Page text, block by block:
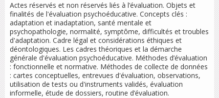
Actes réservés et non réservés liés à l’évaluation. Objets et
finalités de l'évaluation psychoéducative. Concepts clés :
adaptation et inadaptation, santé mentale et
psychopathologie, normalité, symptôme, difficultés et troubles
d'adaptation. Cadre légal et considérations éthiques et
déontologiques. Les cadres théoriques et la démarche
générale d'évaluation psychoéducative. Méthodes d’évaluation
: fonctionnelle et normative. Méthodes de collecte de données
: cartes conceptuelles, entrevues d'évaluation, observations,
utilisation de tests ou d'instruments validés, évaluation
informelle, étude de dossiers, routine d’évaluation.